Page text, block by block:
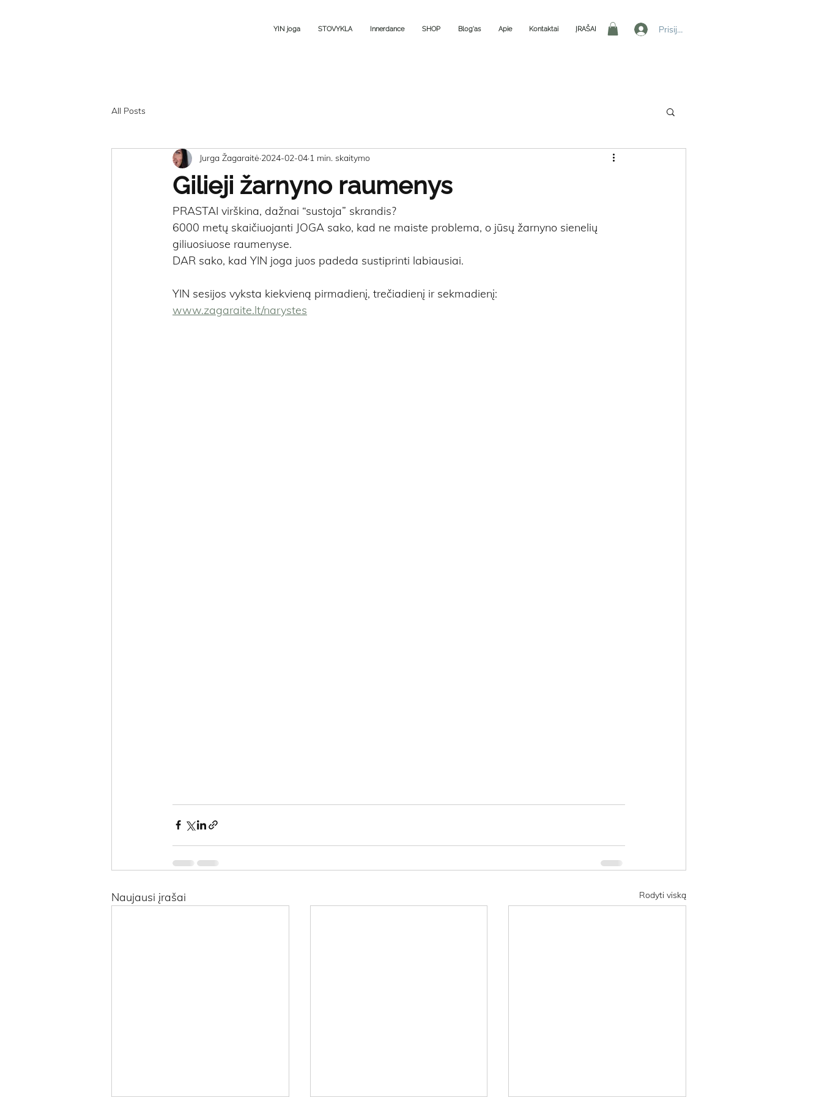
YIN joga STOVYKLA Innerdance SHOP Blog'as Apie Kontaktai ĮRAŠAI Prisijungti
All Posts
Gilieji žarnyno raumenys
Jurga Žagaraitė 2024-02-04 1 min. skaitymo
PRASTAI virškina, dažnai “sustoja” skrandis?
6000 metų skaičiuojanti JOGA sako, kad ne maiste problema, o jūsų žarnyno sienelių
giliuosiuose raumenyse.
DAR sako, kad YIN joga juos padeda sustiprinti labiausiai.
YIN sesijos vyksta kiekvieną pirmadienį, trečiadienį ir sekmadienį:
www.zagaraite.lt/narystes
Naujausi įrašai Rodyti viską